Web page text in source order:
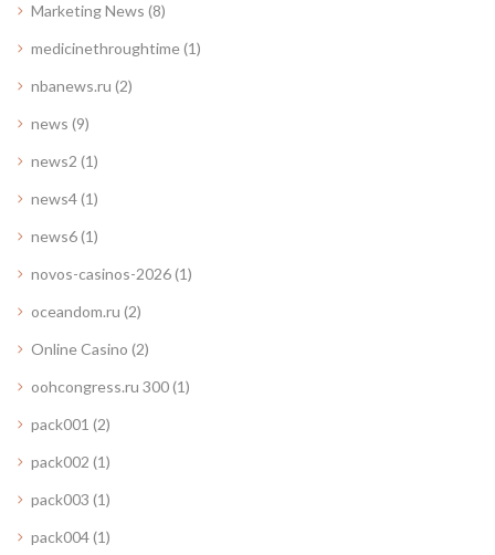
Marketing News (8)
medicinethroughtime(1)
nbanews.ru (2)
news (9)
news2 (1)
news4(1)
news6(1)
novos-casinos-2026(1)
oceandom.ru (2)
Online Casino (2)
oohcongress.ru 300(1)
pack001 (2)
pack002 (1)
pack003 (1)
pack004(1)